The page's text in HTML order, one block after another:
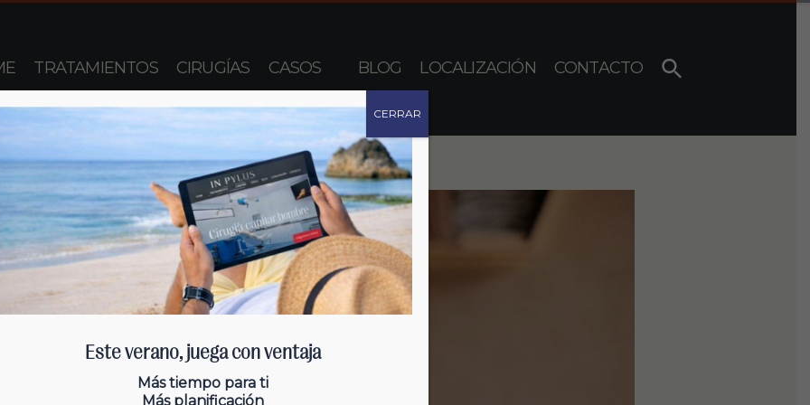
TRATAMIENTOS CIRUGÍAS CASOS BLOG LOCALIZACIÓN CONTACTO
Este verano, juega con ventaja
Más tiempo para ti
Más planificación
CERRAR